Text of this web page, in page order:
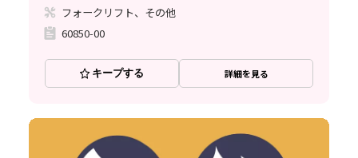
フォークリフト、その他
60850-00
キープする 詳細を見る